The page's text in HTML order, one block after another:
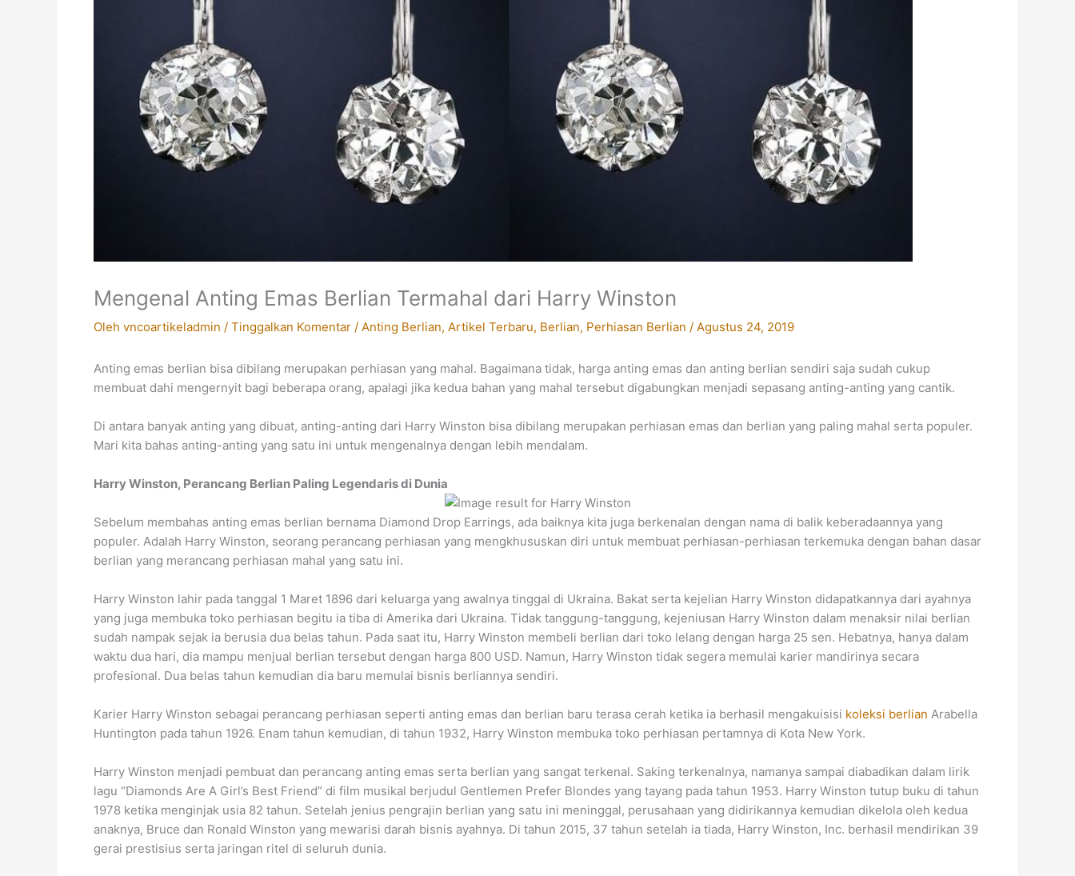
Mengenal Anting Emas Berlian Termahal dari Harry Winston
Oleh vncoartikeladmin / Tinggalkan Komentar / Anting Berlian, Artikel Terbaru, Berlian, Perhiasan Berlian / Agustus 24, 2019
Anting emas berlian bisa dibilang merupakan perhiasan yang mahal. Bagaimana tidak, harga anting emas dan anting berlian sendiri saja sudah cukup
membuat dahi mengernyit bagi beberapa orang, apalagi jika kedua bahan yang mahal tersebut digabungkan menjadi sepasang anting-anting yang cantik.
Di antara banyak anting yang dibuat, anting-anting dari Harry Winston bisa dibilang merupakan perhiasan emas dan berlian yang paling mahal serta populer.
Mari kita bahas anting-anting yang satu ini untuk mengenalnya dengan lebih mendalam.
Harry Winston, Perancang Berlian Paling Legendaris di Dunia
Sebelum membahas anting emas berlian bernama Diamond Drop Earrings, ada baiknya kita juga berkenalan dengan nama di balik keberadaannya yang
populer. Adalah Harry Winston, seorang perancang perhiasan yang mengkhususkan diri untuk membuat perhiasan-perhiasan terkemuka dengan bahan dasar
berlian yang merancang perhiasan mahal yang satu ini.
Harry Winston lahir pada tanggal 1 Maret 1896 dari keluarga yang awalnya tinggal di Ukraina. Bakat serta kejelian Harry Winston didapatkannya dari ayahnya
yang juga membuka toko perhiasan begitu ia tiba di Amerika dari Ukraina. Tidak tanggung-tanggung, kejeniusan Harry Winston dalam menaksir nilai berlian
sudah nampak sejak ia berusia dua belas tahun. Pada saat itu, Harry Winston membeli berlian dari toko lelang dengan harga 25 sen. Hebatnya, hanya dalam
waktu dua hari, dia mampu menjual berlian tersebut dengan harga 800 USD. Namun, Harry Winston tidak segera memulai karier mandirinya secara
profesional. Dua belas tahun kemudian dia baru memulai bisnis berliannya sendiri.
Karier Harry Winston sebagai perancang perhiasan seperti anting emas dan berlian baru terasa cerah ketika ia berhasil mengakuisisi koleksi berlian Arabella
Huntington pada tahun 1926. Enam tahun kemudian, di tahun 1932, Harry Winston membuka toko perhiasan pertamnya di Kota New York.
Harry Winston menjadi pembuat dan perancang anting emas serta berlian yang sangat terkenal. Saking terkenalnya, namanya sampai diabadikan dalam lirik
lagu “Diamonds Are A Girl’s Best Friend” di film musikal berjudul Gentlemen Prefer Blondes yang tayang pada tahun 1953. Harry Winston tutup buku di tahun
1978 ketika menginjak usia 82 tahun. Setelah jenius pengrajin berlian yang satu ini meninggal, perusahaan yang didirikannya kemudian dikelola oleh kedua
anaknya, Bruce dan Ronald Winston yang mewarisi darah bisnis ayahnya. Di tahun 2015, 37 tahun setelah ia tiada, Harry Winston, Inc. berhasil mendirikan 39
gerai prestisius serta jaringan ritel di seluruh dunia.